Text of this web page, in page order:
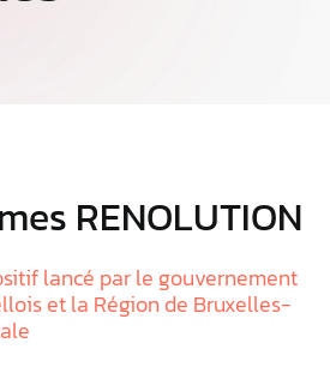
RENOLUTION
lancé par le gouvernement
et la Région de Bruxelles-